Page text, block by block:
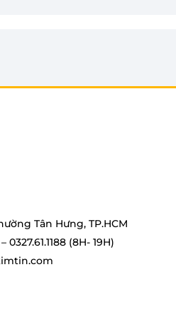
Tân Hưng, TP.HCM
0327.61.1188 (8H- 19H)